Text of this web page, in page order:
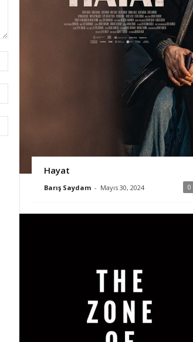
Hayat
Barış Saydam - Mayıs 30, 2024 0